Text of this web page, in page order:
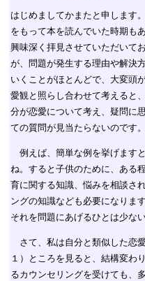
はじめましてかまたと申します
をもって本を読んでいた時期も
興味深く拝見させていただいて
が、問題が発生する理由や解決
いくことがほとんどで、大変頭
愛観と照らし合わせて考えると
分が恋愛について考え、疑問に
ての質問が見当たらないのです。
例えば、簡単な例を挙げます
ね。すると子供のために、ある
育に関する知識、悩みを相談さ
ングの知識なども必要になりま
それを問題にあげるひとは少な
さて、私は自分と類似した恋
１）ところを見ると、結構変わ
るカウンセリングを受けても、